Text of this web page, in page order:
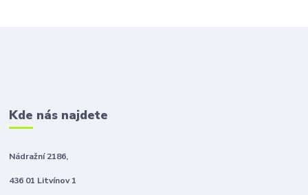
Kde nás najdete
Nádražní 2186,
436 01 Litvínov 1